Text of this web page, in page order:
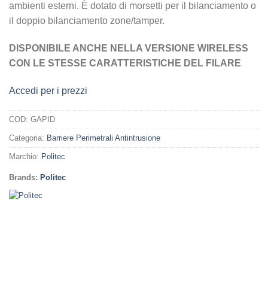
ambienti esterni. È dotato di morsetti per il bilanciamento o
il doppio bilanciamento zone/tamper.
DISPONIBILE ANCHE NELLA VERSIONE WIRELESS
CON LE STESSE CARATTERISTICHE DEL FILARE
Accedi per i prezzi
COD: GAPID
Categoria: Barriere Perimetrali Antintrusione
Marchio: Politec
Brands: Politec